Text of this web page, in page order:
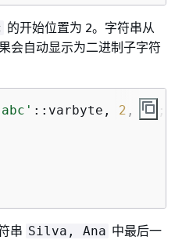
的开始位置为 2。字符串从
会自动显示为二进制子字符
::varbyte, 2 , 1);
串 Silva, Ana 中最后一